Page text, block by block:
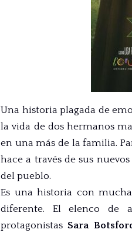
Una historia plagada de
la vida de dos hermanos
en una más de la familia.
hace a través de sus
del pueblo.
Es una historia con
diferente. El elenco de
protagonistasSara